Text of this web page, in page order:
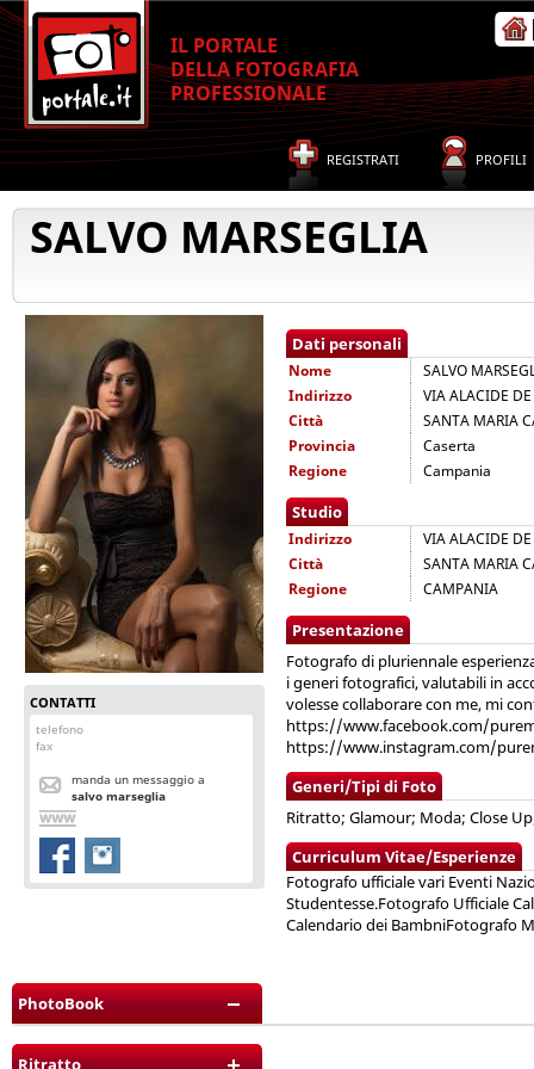
IL PORTALE
DELLA FOTOGRAFIA
PROFESSIONALE
REGISTRATI PROFILI
SALVO MARSEGLIA
CONTATTI
telefono
fax
manda un messaggio a
salvo marseglia
Dati personali
Nome
SALVO
Indirizzo
VIA ALACIDE
Città
SANTA MARIA
Provincia
Caserta
Regione
Campania
Studio
Indirizzo
VIA ALACIDE
Città
SANTA MARIA
Regione
CAMPANIA
Presentazione
Fotografo di pluriennale
i generi fotografici, valutabili in
volesse collaborare con me, mi
https://www.facebook.com/
https://www.instagram.com/
Generi/Tipi di Foto
Ritratto; Glamour; Moda; Close
Curriculum Vitae/Esperienze
Fotografo ufficiale vari Eventi
Studentesse.Fotografo Ufficiale
Calendario dei BambniFotografo
PhotoBook
Ritratto